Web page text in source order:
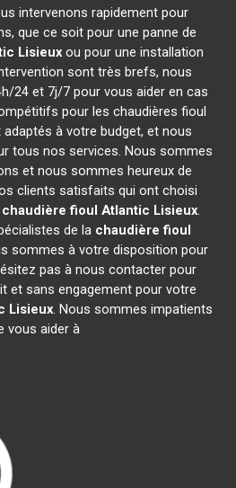
intervenons rapidement pour
que ce soit pour une panne de
Lisieuxou pour une installation
sont très brefs, nous
24 et 7j/7 pour vous aider en cas
pour les chaudières fioul
à votre budget, et nous
tous nos services. Nous sommes
et nous sommes heureux de
clients satisfaits qui ont choisi
chaudière fioul Atlantic Lisieux.
de la chaudière fioul
sommes à votre disposition pour
pas à nous contacter pour
et sans engagement pour votre
Lisieux. Nous sommes impatients
vous aider à